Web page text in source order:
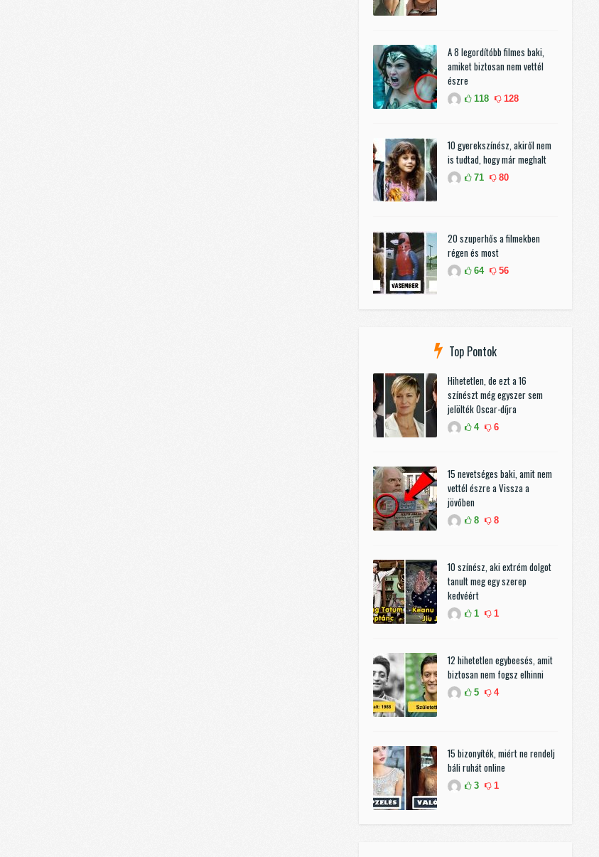
A 8 legordítóbb filmes baki,
amiket biztosan nem vettél
észre
118 128
10 gyerekszínész, akiről nem
is tudtad, hogy már meghalt
71 80
20 szuperhős a filmekben
régen és most
64 56
Top Pontok
Hihetetlen, de ezt a 16
színészt még egyszer sem
jelölték Oscar-díjra
4 6
15 nevetséges baki, amit nem
vettél észre a Vissza a
jövőben
8 8
10 színész, aki extrém dolgot
tanult meg egy szerep
kedvéért
1 1
12 hihetetlen egybeesés, amit
biztosan nem fogsz elhinni
5 4
15 bizonyíték, miért ne rendelj
báli ruhát online
3 1